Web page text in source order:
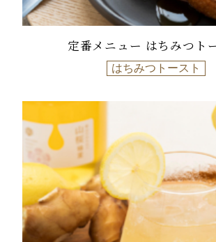
定番メニュー はちみつト
はちみつトースト